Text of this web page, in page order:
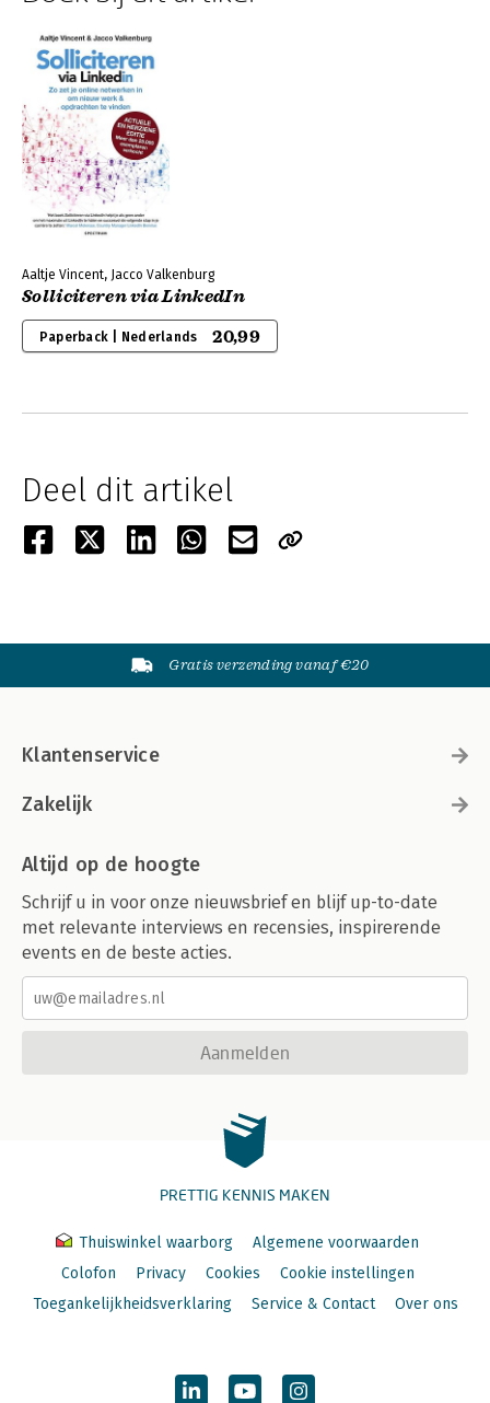
Aaltje Vincent, Jacco Valkenburg
Solliciteren via LinkedIn
Paperback | Nederlands 20,99
Deel dit artikel
Gratis verzending vanaf €20
Klantenservice
Zakelijk
Altijd op de hoogte
Schrijf u in voor onze nieuwsbrief en blijf up-to-date
met relevante interviews en recensies, inspirerende
events en de beste acties.
Aanmelden
PRETTIG KENNIS MAKEN
Thuiswinkel waarborg
Algemene voorwaarden
Colofon
Privacy Cookies
Cookie instellingen
Toegankelijkheidsverklaring
Service & Contact Over ons